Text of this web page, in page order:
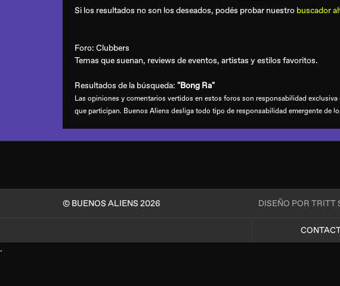
Si los resultados no son los deseados, podés probar nuestro buscador
Foro: Clubbers
Temas que suenan, reviews de eventos, artistas y estilos favoritos.
Resultados de la búsqueda: "Bong Ra"
Las opiniones y comentarios vertidos en estos foros son responsabilidad exclusiva
que participan. Buenos Aliens desliga todo tipo de responsabilidad emergente de
© BUENOS ALIENS 2026 DISEÑO POR TRITT
.